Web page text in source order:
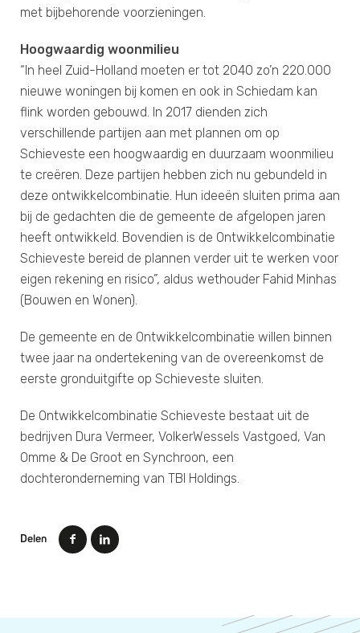
Delen
met bijbehorende voorzieningen.
Hoogwaardig woonmilieu
“In heel Zuid-Holland moeten er tot 2040 zo’n 220.000
nieuwe woningen bij komen en ook in Schiedam kan
flink worden gebouwd. In 2017 dienden zich
verschillende partijen aan met plannen om op
Schieveste een hoogwaardig en duurzaam woonmilieu
te creëren. Deze partijen hebben zich nu gebundeld in
deze ontwikkelcombinatie. Hun ideeën sluiten prima aan
bij de gedachten die de gemeente de afgelopen jaren
heeft ontwikkeld. Bovendien is de Ontwikkelcombinatie
Schieveste bereid de plannen verder uit te werken voor
eigen rekening en risico”, aldus wethouder Fahid Minhas
(Bouwen en Wonen).
De gemeente en de Ontwikkelcombinatie willen binnen
twee jaar na ondertekening van de overeenkomst de
eerste gronduitgifte op Schieveste sluiten.
De Ontwikkelcombinatie Schieveste bestaat uit de
bedrijven Dura Vermeer, VolkerWessels Vastgoed, Van
Omme & De Groot en Synchroon, een
dochteronderneming van TBI Holdings.